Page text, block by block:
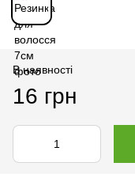
В наявності
16 грн